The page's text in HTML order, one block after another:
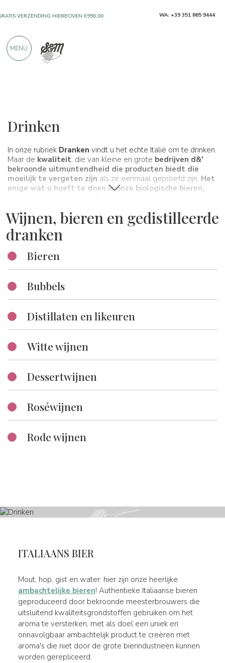
Drinken
In onze rubriek Dranken vindt u het echte Italië om te drinken.
Maar de kwaliteit, die van kleine en grote bedrijven d&'
bekroonde uitmuntendheid die producten biedt die
moeilijk te vergeten zijn als ze eenmaal geproefd zijn. Het
enige wat u hoeft te doen is onze biologische bieren,
proberen.Wat Spaghetti & Mandolino c& #39 betreft; er is
zoveel verschillende producten dat
Wijnen, bieren en gedistilleerde
dranken
Bieren
Bubbels
Distillaten en likeuren
Witte wijnen
Dessertwijnen
Roséwijnen
Rode wijnen
ITALIAANS BIER
Mout, hop, gist en water: hier zijn onze heerlijke
ambachtelijke bieren! Authentieke Italiaanse bieren
geproduceerd door bekroonde meesterbrouwers die
uitsluitend kwaliteitsgrondstoffen gebruiken om het
aroma te versterken, met als doel een uniek en
onnavolgbaar ambachtelijk product te creëren met
aroma's die niet door de grote bierindustrieën kunnen
worden gerepliceerd.
VERZENDING HIERBOVEN €990,00
PRODUCTEN VAN UITSTEKENDE
WA: +39 351 865 9444
MENU